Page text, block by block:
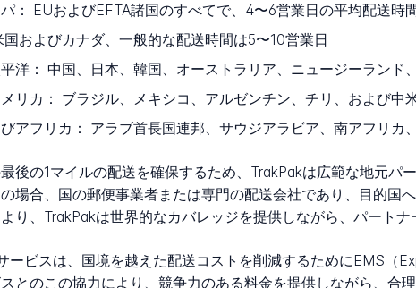
：
EUおよびEFTA諸国のすべてで、4〜6営業日の平均配送時
国およびカナダ、一般的な配送時間は5〜10営業日
洋： 中国、日本、韓国、オーストラリア、ニュージーランド
リカ：
ブラジル、メキシコ、アルゼンチン、チリ、および中
アフリカ：
アラブ首長国連邦、サウジアラビア、南アフリカ
後の1マイルの配送を確保するため、TrakPakは広範な地元パ
場合、国の郵便事業者または専門の配送会社であり、目的国
り、TrakPakは世界的なカバレッジを提供しながら、パート
ービスは、国境を越えた配送コストを削減するためにEMS（
とのこの協力により、競争力のある料金を提供しながら、合